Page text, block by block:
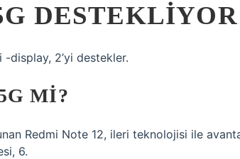
display, 2’yi destekler.
MI?
Redmi Note 12, ileri teknolojisi ile
6.